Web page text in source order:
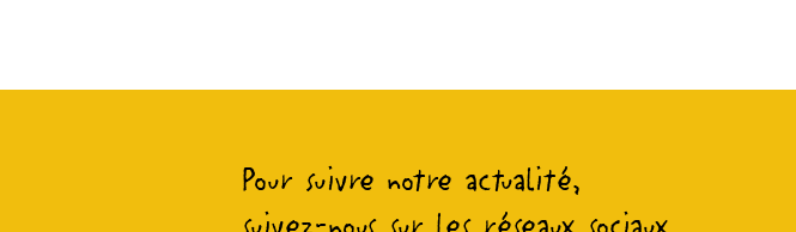
Pour suivre notre actualité,